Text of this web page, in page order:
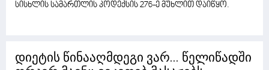
სისხლის სამართლის კოდექსის 276-ე მუხლით დაიწყო.
დიეტის წინააღმდეგი ვარ... წელიწადში